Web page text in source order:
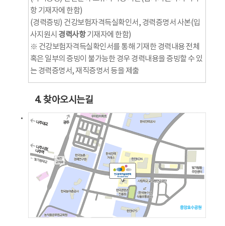
항 기재자에 한함)
(경력증빙) 건강보험자격득실확인서, 경력증명서 사본(입
사지원시 경력사항기재자에 한함)
※ 건강보험자격득실확인서를 통해 기재한 경력내용 전체
혹은 일부의 증빙이 불가능한 경우 경력내용을 증빙할 수 있
는 경력증명서, 재직증명서 등을 제출
4. 찾아오시는길